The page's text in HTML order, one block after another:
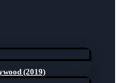
(2019)